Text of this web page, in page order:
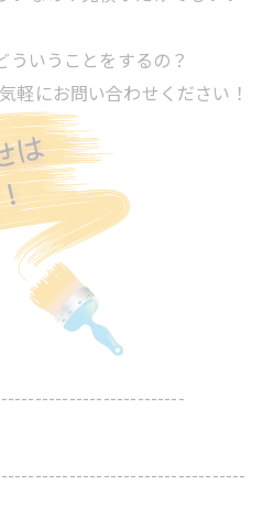
いうことをするの？
にお問い合わせください！